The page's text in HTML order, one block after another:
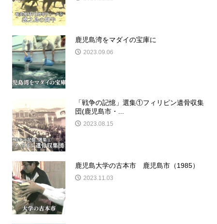
鹿児島湾をマダイの宝庫に
2023.09.06
「戦争の記憶」選集①フィリピン遺骨収集
団(鹿児島市・...
2023.08.15
鹿児島大学の古本市 鹿児島市（1985）
2023.11.03